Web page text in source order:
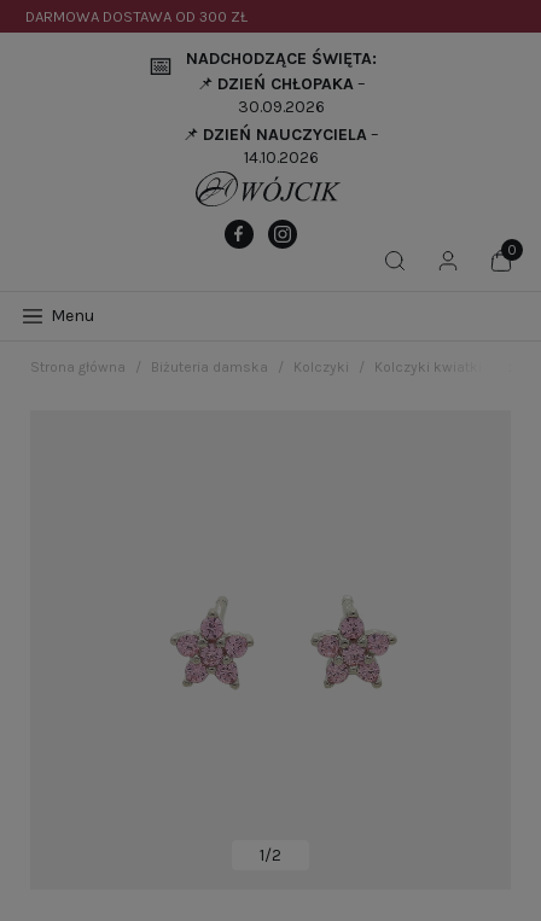
DARMOWA DOSTAWA OD 300 ZŁ
📅
NADCHODZĄCE ŚWIĘTA:
📌 DZIEŃ CHŁOPAKA–
30.09.2026
📌 DZIEŃ NAUCZYCIELA–
14.10.2026
Menu
Strona główna Biżuteria damska Kolczyki Kolczyki kwiatki z
1/2